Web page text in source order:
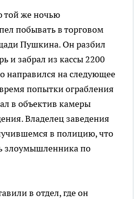
той же ночью
побывать в торговом
Пушкина. Он разбил
и забрал из кассы 2200
направился на следующее
попытки ограбления
в объектив камеры
Владелец заведения
в полицию, что
злоумышленника по
в отдел, где он